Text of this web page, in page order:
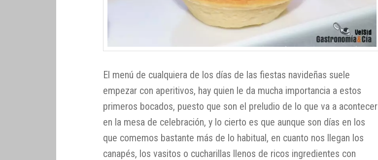
El menú de cualquiera de los días de las fiestas navideñas suele
empezar con aperitivos, hay quien le da mucha importancia a estos
primeros bocados, puesto que son el preludio de lo que va a acontecer
en la mesa de celebración, y lo cierto es que aunque son días en los
que comemos bastante más de lo habitual, en cuanto nos llegan los
canapés, los vasitos o cucharillas llenos de ricos ingredientes con